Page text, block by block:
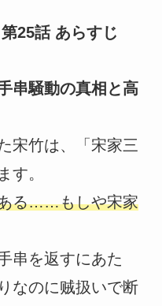
25話 あらすじ
串騒動の真相と高
宋竹は、「宋家三
す。
る……もしや宋家
串を返すにあた
なのに贼扱いで断